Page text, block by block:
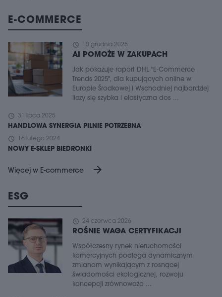
E-COMMERCE
schedule 10 grudnia 2025
AI POMOŻE W ZAKUPACH
Jak pokazuje raport DHL "E-Commerce
Trends 2025", dla kupujących online w
Europie Środkowej i Wschodniej najbardziej
liczy się szybka i elastyczna dos ...
schedule 31 lipca 2025
HANDLOWA SYNERGIA PILNIE POTRZEBNA
schedule 16 lutego 2024
NOWY E-SKLEP BIEDRONKI
Więcej w E-commerce arrow_forward
ESG
schedule 24 czerwca 2026
ROŚNIE WAGA CERTYFIKACJI
Współczesny rynek nieruchomości
komercyjnych podlega dynamicznym
zmianom wynikającym z rosnącej
świadomości ekologicznej, rozwoju
koncepcji zrównoważo ...